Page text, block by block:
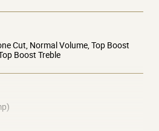
Cut, Normal Volume, Top Boost
Boost Treble